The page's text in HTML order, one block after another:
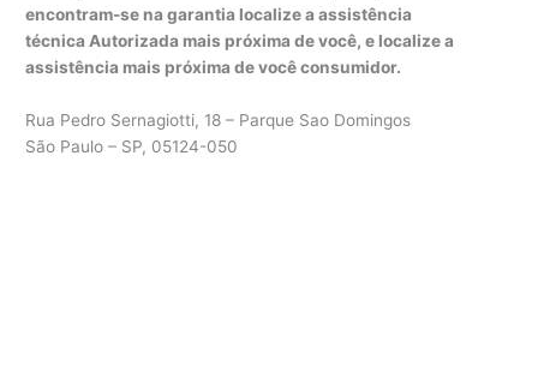
encontram-se na garantia localize a assistência
técnica Autorizada mais próxima de você, e localize a
assistência mais próxima de você consumidor.
Rua Pedro Sernagiotti, 18 – Parque Sao Domingos
São Paulo – SP, 05124-050